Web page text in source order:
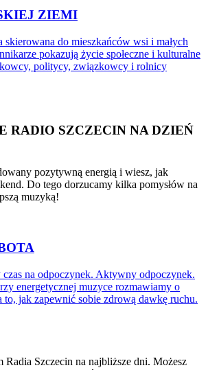
ZIEMI
do mieszkańców wsi i małych
pokazują życie społeczne i kulturalne
politycy, związkowcy i rolnicy
RADIO SZCZECIN NA DZIEŃ
pozytywną energią i wiesz, jak
Do tego dorzucamy kilka pomysłów na
muzyką!
czas na odpoczynek. Aktywny odpoczynek.
energetycznej muzyce rozmawiamy o
to, jak zapewnić sobie zdrową dawkę ruchu.
Radia Szczecin na najbliższe dni. Możesz